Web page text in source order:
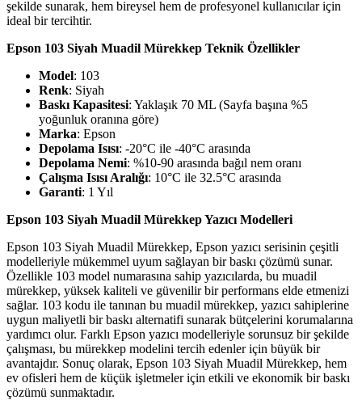
şekilde sunarak, hem bireysel hem de profesyonel kullanıcılar için
ideal bir tercihtir.
Epson 103 Siyah Muadil Mürekkep Teknik Özellikler
Model: 103
Renk: Siyah
Baskı Kapasitesi: Yaklaşık 70 ML (Sayfa başına %5
yoğunluk oranına göre)
Marka: Epson
Depolama Isısı: -20°C ile -40°C arasında
Depolama Nemi: %10-90 arasında bağıl nem oranı
Çalışma Isısı Aralığı: 10°C ile 32.5°C arasında
Garanti: 1 Yıl
Epson 103 Siyah Muadil Mürekkep Yazıcı Modelleri
Epson 103 Siyah Muadil Mürekkep, Epson yazıcı serisinin çeşitli
modelleriyle mükemmel uyum sağlayan bir baskı çözümü sunar.
Özellikle 103 model numarasına sahip yazıcılarda, bu muadil
mürekkep, yüksek kaliteli ve güvenilir bir performans elde etmenizi
sağlar. 103 kodu ile tanınan bu muadil mürekkep, yazıcı sahiplerine
uygun maliyetli bir baskı alternatifi sunarak bütçelerini korumalarına
yardımcı olur. Farklı Epson yazıcı modelleriyle sorunsuz bir şekilde
çalışması, bu mürekkep modelini tercih edenler için büyük bir
avantajdır. Sonuç olarak, Epson 103 Siyah Muadil Mürekkep, hem
ev ofisleri hem de küçük işletmeler için etkili ve ekonomik bir baskı
çözümü sunmaktadır.